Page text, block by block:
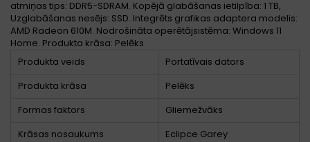
atmiņas tips: DDR5-SDRAM. Kopējā glabāšanas ietilpība: 1 TB,
Uzglabāšanas nesējs: SSD. Integrēts grafikas adaptera modelis:
AMD Radeon 610M. Nodrošināta operētājsistēma: Windows 11
Home. Produkta krāsa: Pelēks
Produkta veids
Portatīvais dators
Produkta krāsa
Pelēks
Formas faktors
Gliemežvāks
Krāsas nosaukums
Eclipce Garey